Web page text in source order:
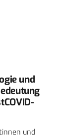
und
und